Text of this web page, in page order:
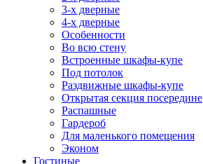
3-х дверные
4-х дверные
Особенности
Во всю стену
Встроенные шкафы-купе
Под потолок
Раздвижные шкафы-купе
Открытая секция посередине
Распашные
Гардероб
Для маленького помещения
Эконом
Гостиные